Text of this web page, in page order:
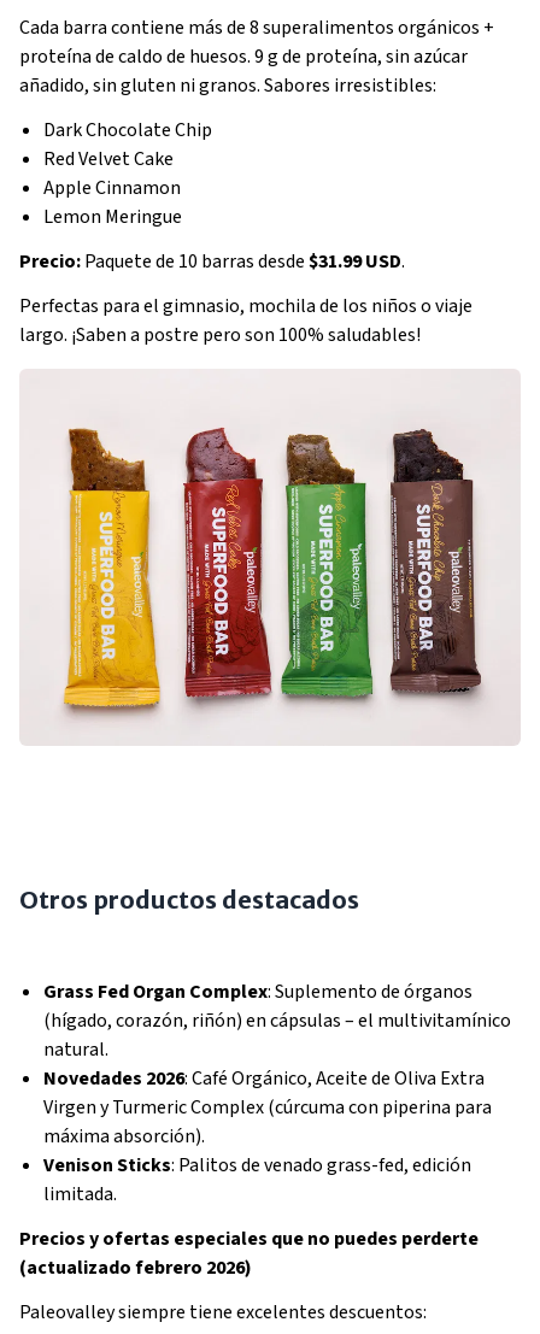
Cada barra contiene más de 8 superalimentos orgánicos +
proteína de caldo de huesos. 9 g de proteína, sin azúcar
añadido, sin gluten ni granos. Sabores irresistibles:
Dark Chocolate Chip
Red Velvet Cake
Apple Cinnamon
Lemon Meringue
Precio:Paquete de 10 barras desde$31.99 USD.
Perfectas para el gimnasio, mochila de los niños o viaje
largo. ¡Saben a postre pero son 100% saludables!
Otros productos destacados
Grass Fed Organ Complex: Suplemento de órganos
(hígado, corazón, riñón) en cápsulas – el multivitamínico
natural.
Novedades 2026: Café Orgánico, Aceite de Oliva Extra
Virgen y Turmeric Complex (cúrcuma con piperina para
máxima absorción).
Venison Sticks: Palitos de venado grass-fed, edición
limitada.
Precios y ofertas especiales que no puedes perderte
(actualizado febrero 2026)
Paleovalley siempre tiene excelentes descuentos: